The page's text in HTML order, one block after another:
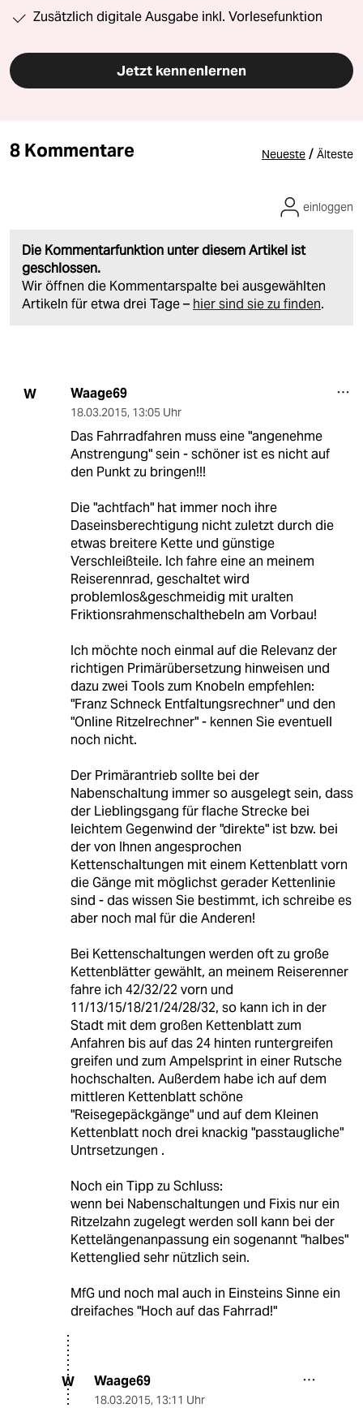
Zusätzlich digitale Ausgabe inkl. Vorlesefunktion
Jetzt kennenlernen
8 Kommentare Neueste / Älteste
Die Kommentarfunktion unter diesem Artikel ist
geschlossen.
Wir öffnen die Kommentarspalte bei ausgewählten
Artikeln für etwa drei Tage – hier sind sie zu finden.
einloggen
W Waage69
18.03.2015, 13:05 Uhr
Das Fahrradfahren muss eine "angenehme
Anstrengung" sein - schöner ist es nicht auf
den Punkt zu bringen!!!
Die "achtfach" hat immer noch ihre
Daseinsberechtigung nicht zuletzt durch die
etwas breitere Kette und günstige
Verschleißteile. Ich fahre eine an meinem
Reiserennrad, geschaltet wird
problemlos&geschmeidig mit uralten
Friktionsrahmenschalthebeln am Vorbau!
Ich möchte noch einmal auf die Relevanz der
richtigen Primärübersetzung hinweisen und
dazu zwei Tools zum Knobeln empfehlen:
"Franz Schneck Entfaltungsrechner" und den
"Online Ritzelrechner" - kennen Sie eventuell
noch nicht.
Der Primärantrieb sollte bei der
Nabenschaltung immer so ausgelegt sein, dass
der Lieblingsgang für flache Strecke bei
leichtem Gegenwind der "direkte" ist bzw. bei
der von Ihnen angesprochen
Kettenschaltungen mit einem Kettenblatt vorn
die Gänge mit möglichst gerader Kettenlinie
sind - das wissen Sie bestimmt, ich schreibe es
aber noch mal für die Anderen!
Bei Kettenschaltungen werden oft zu große
Kettenblätter gewählt, an meinem Reiserenner
fahre ich 42/32/22 vorn und
11/13/15/18/21/24/28/32, so kann ich in der
Stadt mit dem großen Kettenblatt zum
Anfahren bis auf das 24 hinten runtergreifen
greifen und zum Ampelsprint in einer Rutsche
hochschalten. Außerdem habe ich auf dem
mittleren Kettenblatt schöne
"Reisegepäckgänge" und auf dem Kleinen
Kettenblatt noch drei knackig "passtaugliche"
Untrsetzungen .
Noch ein Tipp zu Schluss:
wenn bei Nabenschaltungen und Fixis nur ein
Ritzelzahn zugelegt werden soll kann bei der
Kettelängenanpassung ein sogenannt "halbes"
Kettenglied sehr nützlich sein.
MfG und noch mal auch in Einsteins Sinne ein
dreifaches "Hoch auf das Fahrrad!"
W Waage69
18.03.2015, 13:11 Uhr